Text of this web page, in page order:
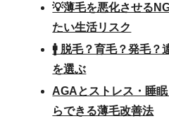
💡薄毛を悪化させる
たい生活リスク
🚹 脱毛？育毛？発毛？
を選ぶ
AGAとストレス・睡
らできる薄毛改善法